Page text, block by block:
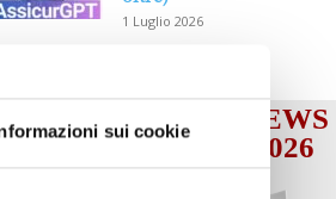
sui cookie
1 Luglio 2026
MENSILE ASSINEWS
AGOSTO 2026